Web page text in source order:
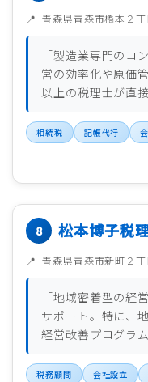
青森県青森市橋本２
「製造業専門のコ
営の効率化や原価
以上の税理士が直
相続税 記帳代行
松本博子税
青森県青森市新町２
「地域密着型の経
サポート。特に、
経営改善プログラ
税務顧問 会社設立